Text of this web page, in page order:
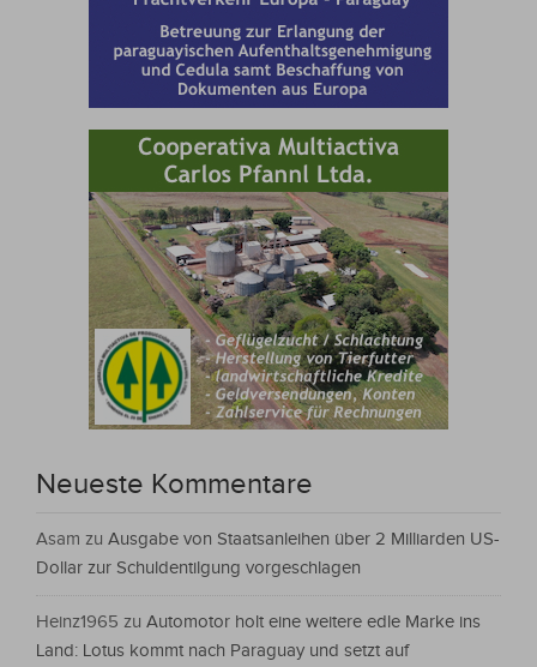
Neueste Kommentare
Asam zu Ausgabe von Staatsanleihen über 2 Milliarden US-
Dollar zur Schuldentilgung vorgeschlagen
Heinz1965 zu Automotor holt eine weitere edle Marke ins
Land: Lotus kommt nach Paraguay und setzt auf